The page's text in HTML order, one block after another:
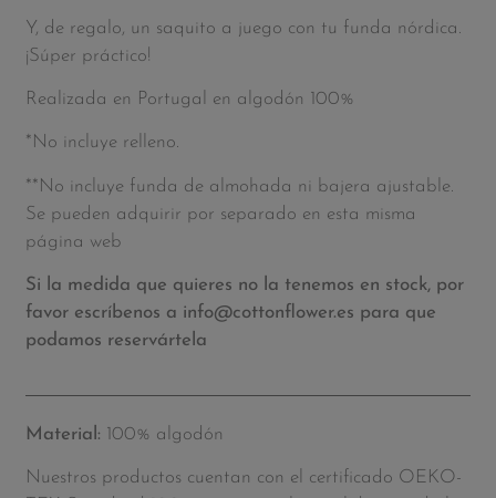
Y, de regalo, un saquito a juego con tu funda nórdica.
¡Súper práctico!
Realizada en Portugal en algodón 100%
*No incluye relleno.
**No incluye funda de almohada ni bajera ajustable.
Se pueden adquirir por separado en esta misma
página web
Si la medida que quieres no la tenemos en stock, por
favor escríbenos a info@cottonflower.es para que
podamos reservártela
Material: 100% algodón
Nuestros productos cuentan con el certificado OEKO-